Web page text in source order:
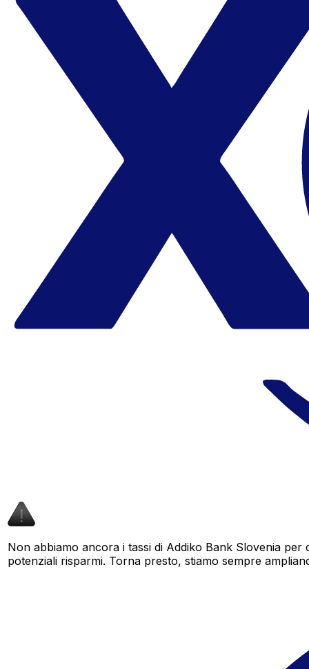
Non abbiamo ancora i tassi di Addiko Bank Slovenia
potenziali risparmi. Torna presto, stiamo sempre